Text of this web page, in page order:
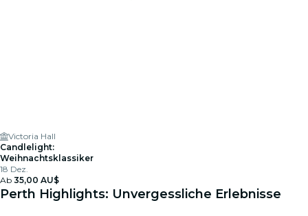
Victoria Hall
Candlelight:
Weihnachtsklassiker
18 Dez.
Ab 35,00 AU$
Perth Highlights: Unvergessliche Erlebnisse